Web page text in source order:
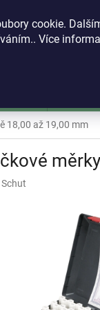
cookie.
Více
18,00 až 19,00 mm
Schut